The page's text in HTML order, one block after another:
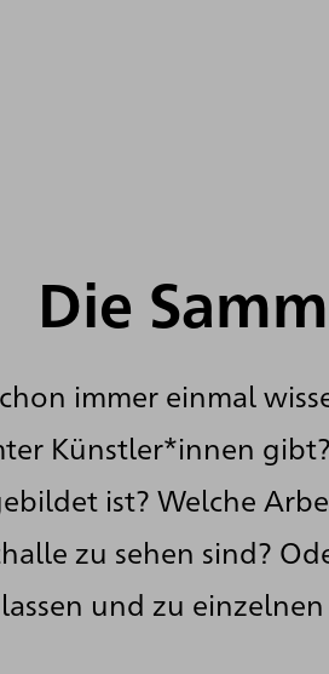
Die
immer einmal
Künstler*innen
ist? Welche
zu sehen sind?
und zu